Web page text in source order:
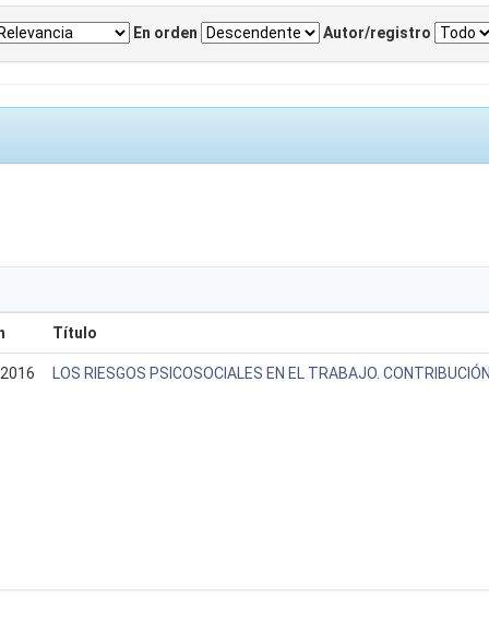
En orden Autor/registro
Título
2016 LOS RIESGOS PSICOSOCIALES EN EL TRABAJO.